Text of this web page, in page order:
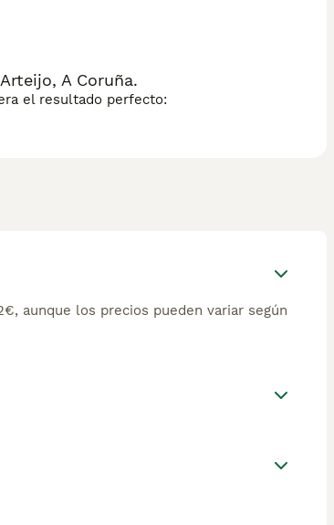
A Coruña.
el resultado perfecto:
aunque los precios pueden variar según